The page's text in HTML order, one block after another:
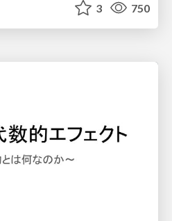
3 750